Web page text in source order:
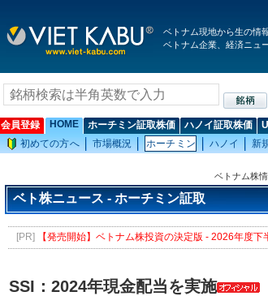
ベトナム現地から生の情
ベトナム企業、経済ニュ
会員登録
HOME ホーチミン証取株価 ハノイ証取株価
初めての方へ
市場概況 ホーチミン ハノイ 新
ベトナム株
ベト株ニュース - ホーチミン証取
[PR] 【発売開始】ベトナム株投資の決定版 - 2026年度
SSI：2024年現金配当を実施